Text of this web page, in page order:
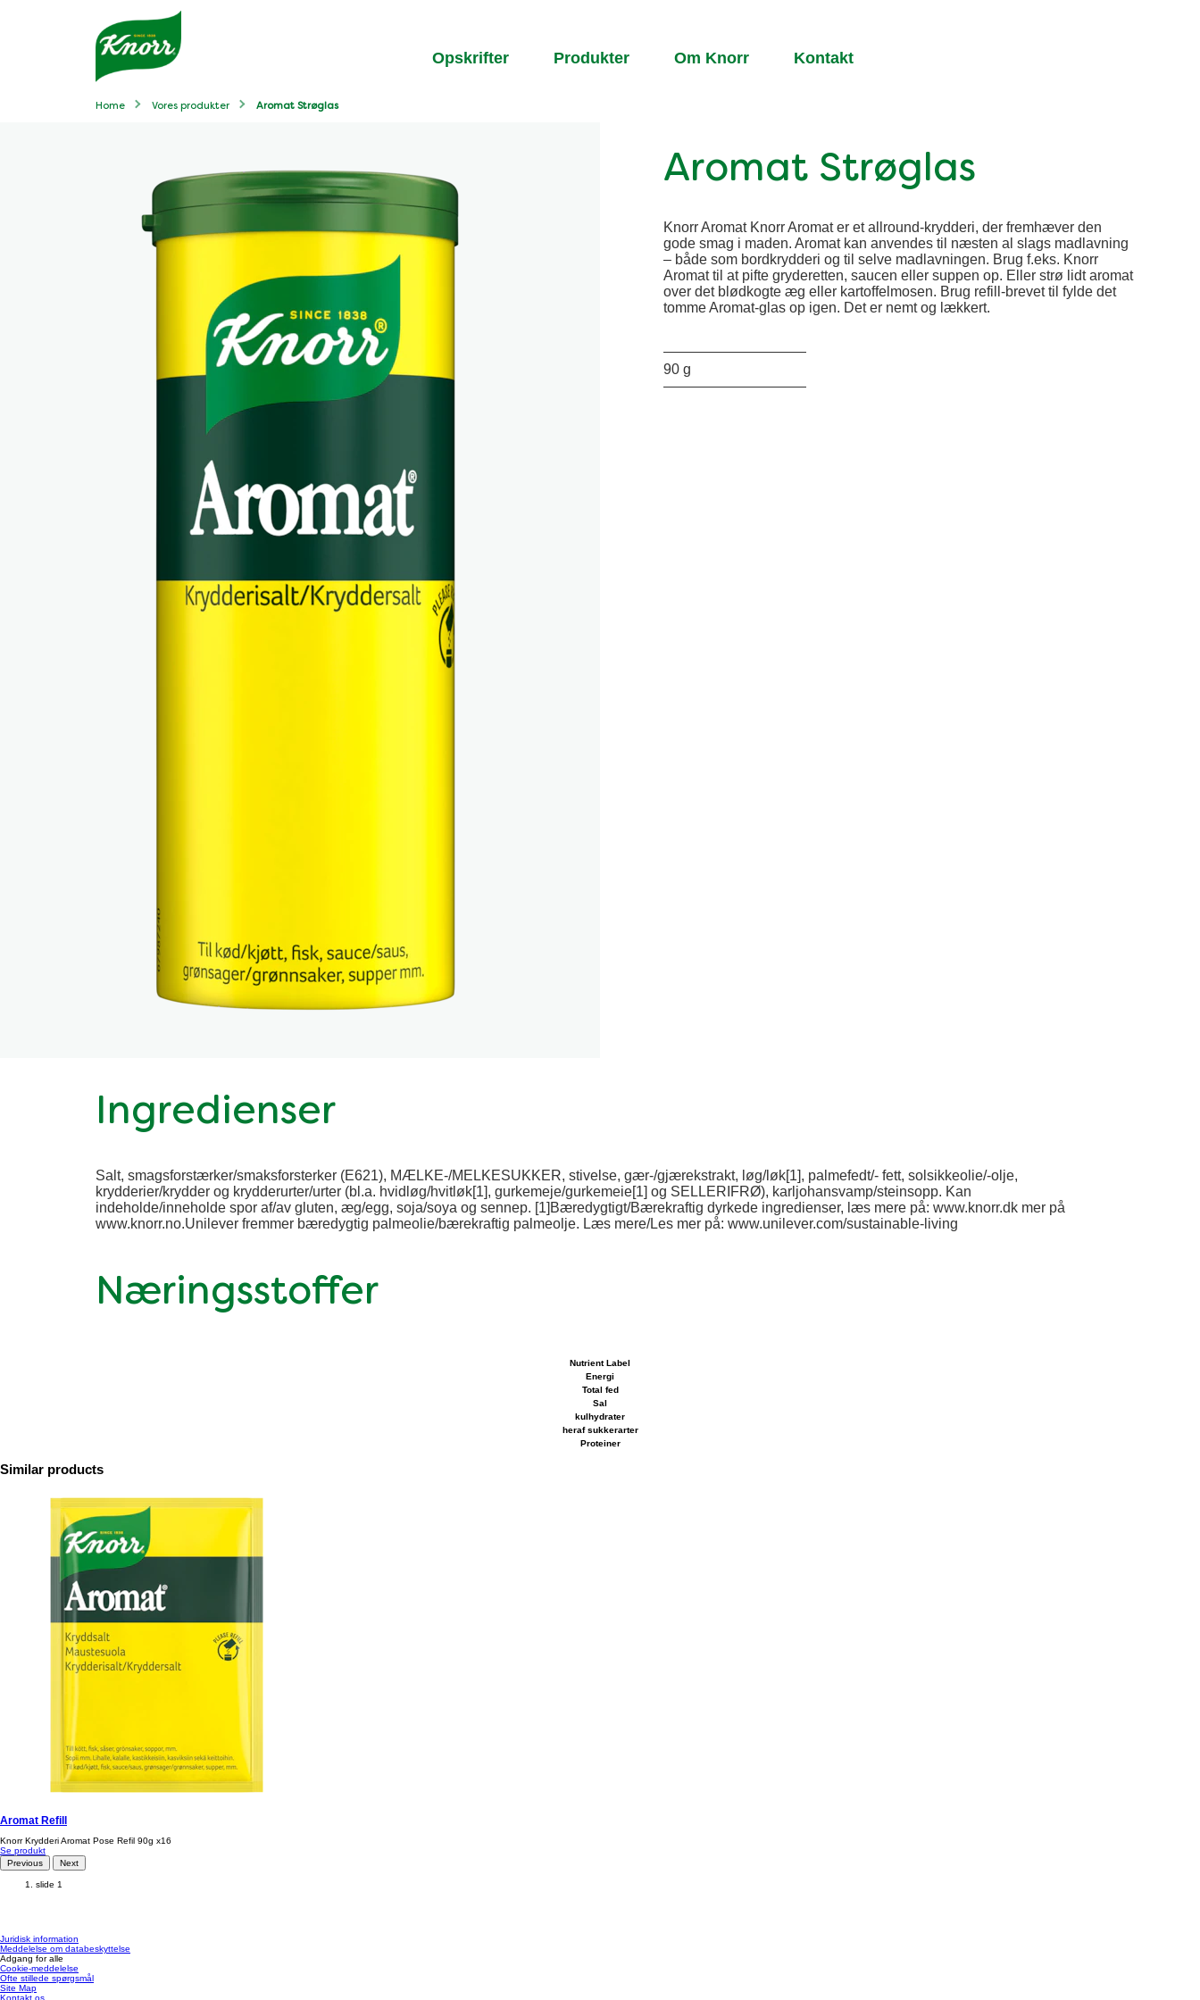
Opskrifter Produkter Om Knorr Kontakt
Home Vores produkter Aromat Strøglas
Aromat Strøglas
Knorr Aromat Knorr Aromat er et allround-krydderi, der fremhæver den
gode smag i maden. Aromat kan anvendes til næsten al slags madlavning
– både som bordkrydderi og til selve madlavningen. Brug f.eks. Knorr
Aromat til at pifte gryderetten, saucen eller suppen op. Eller strø lidt aromat
over det blødkogte æg eller kartoffelmosen. Brug refill-brevet til fylde det
tomme Aromat-glas op igen. Det er nemt og lækkert.
90 g
Ingredienser
Salt, smagsforstærker/smaksforsterker (E621), MÆLKE-/MELKESUKKER, stivelse, gær-/gjærekstrakt, løg/løk[1], palmefedt/- fett, solsikkeolie/-olje,
krydderier/krydder og krydderurter/urter (bl.a. hvidløg/hvitløk[1], gurkemeje/gurkemeie[1] og SELLERIFRØ), karljohansvamp/steinsopp. Kan
indeholde/inneholde spor af/av gluten, æg/egg, soja/soya og sennep. [1]Bæredygtigt/Bærekraftig dyrkede ingredienser, læs mere på: www.knorr.dk mer på
www.knorr.no.Unilever fremmer bæredygtig palmeolie/bærekraftig palmeolje. Læs mere/Les mer på: www.unilever.com/sustainable-living
Næringsstoffer
Nutrient Label
Energi
Total fed
Sal
kulhydrater
heraf sukkerarter
Proteiner
Similar products
Aromat Refill
Knorr Krydderi Aromat Pose Refil 90g x16
Se produkt
Previous
Next
slide 1
Juridisk information
Meddelelse om databeskyttelse
Adgang for alle
Cookie-meddelelse
Ofte stillede spørgsmål
Site Map
Kontakt os